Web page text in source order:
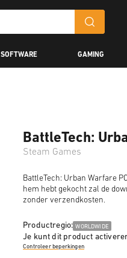
SOFTWARE GAMING
BattleTech:
Steam Games
BattleTech: Urban Warfare
hem hebt gekocht zal de
zonder verzendkosten.
Productregio: WORLDWIDE
Je kunt dit product
Controleer beperkingen